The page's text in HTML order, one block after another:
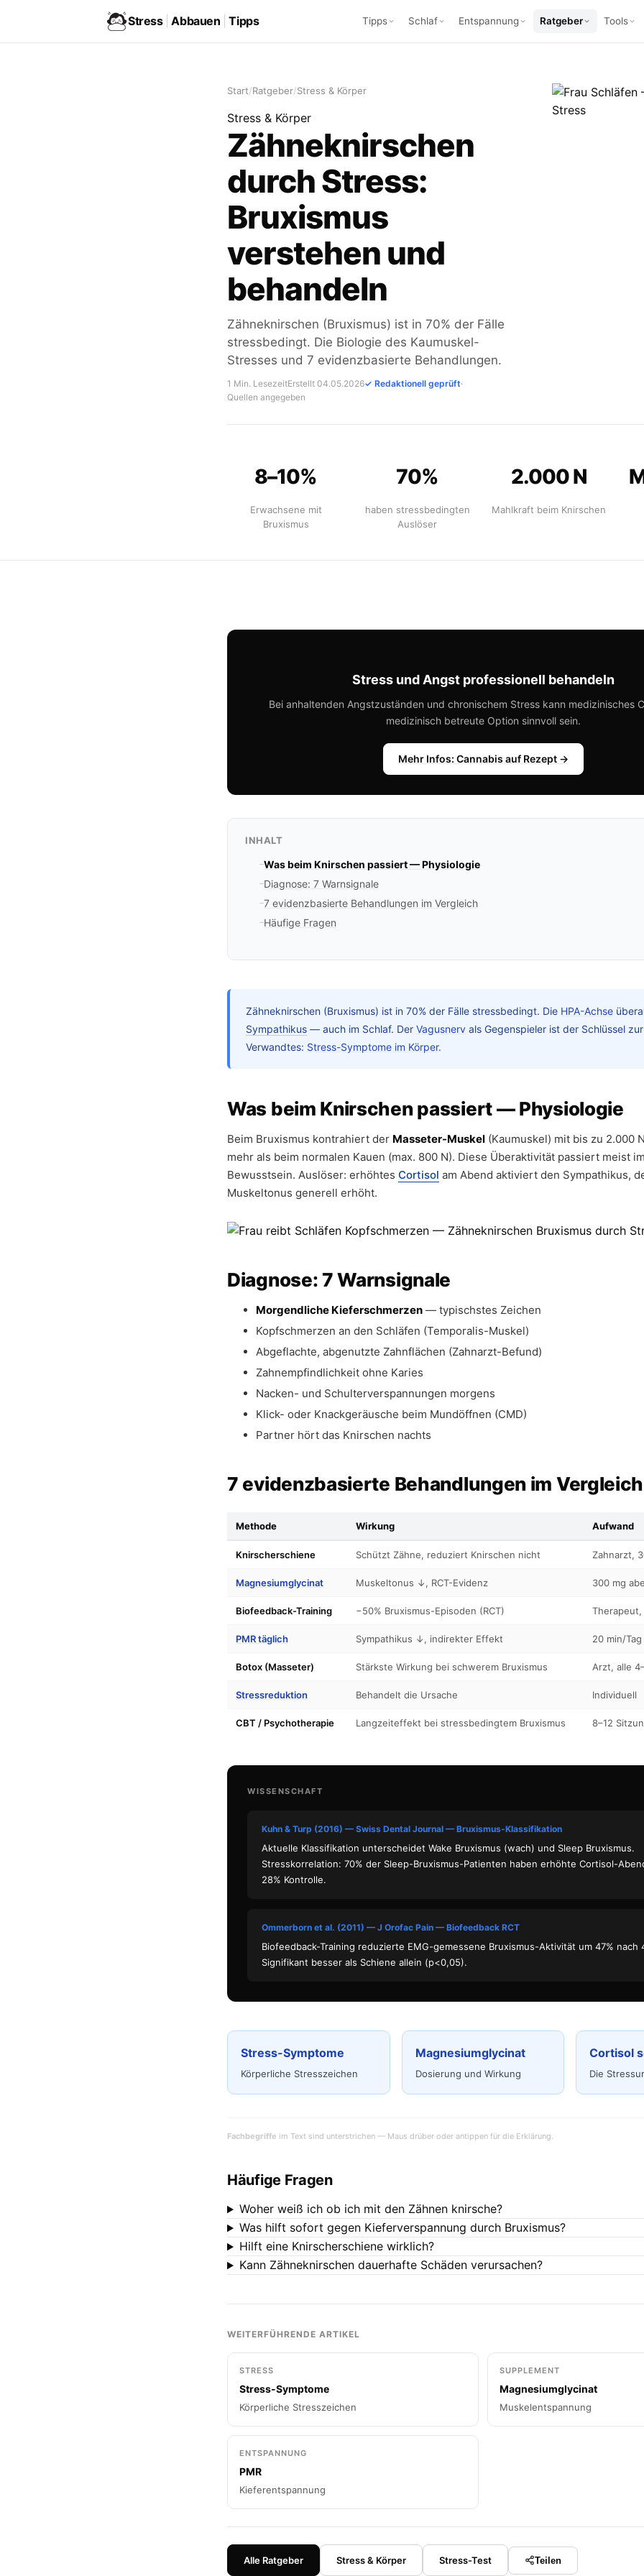
Stress Abbauen Tipps Tipps Schlaf Entspannung Ratgeber Tools
Start/Ratgeber/Stress & Körper
Stress & Körper
Zähneknirschen
durch Stress:
Bruxismus
verstehen und
behandeln
Zähneknirschen (Bruxismus) ist in 70% der Fälle
stressbedingt. Die Biologie des Kaumuskel-
Stresses und 7 evidenzbasierte Behandlungen.
1 Min. LesezeitErstellt 04.05.2026✓ Redaktionell geprüft·
Quellen angegeben
8–10%
Erwachsene mit
Bruxismus
70%
haben stressbedingten
Auslöser
2.000 N
Mahlkraft beim Knirschen
Stress und Angst professionell behandeln
Bei anhaltenden Angstzuständen und chronischem Stress kann medizinisches
medizinisch betreute Option sinnvoll sein.
Mehr Infos: Cannabis auf Rezept →
INHALT
Was beim Knirschen passiert — Physiologie
Diagnose: 7 Warnsignale
7 evidenzbasierte Behandlungen im Vergleich
Häufige Fragen
Zähneknirschen (Bruxismus) ist in 70% der Fälle stressbedingt. Die HPA-Achse
Sympathikus — auch im Schlaf. Der Vagusnerv als Gegenspieler ist der Schlüssel
Verwandtes: Stress-Symptome im Körper.
Was beim Knirschen passiert — Physiologie
Beim Bruxismus kontrahiert der Masseter-Muskel (Kaumuskel) mit bis zu 2.000
mehr als beim normalen Kauen (max. 800 N). Diese Überaktivität passiert meist
Bewusstsein. Auslöser: erhöhtes Cortisol am Abend aktiviert den Sympathikus,
Muskeltonus generell erhöht.
Diagnose: 7 Warnsignale
Morgendliche Kieferschmerzen — typischstes Zeichen
Kopfschmerzen an den Schläfen (Temporalis-Muskel)
Abgeflachte, abgenutzte Zahnflächen (Zahnarzt-Befund)
Zahnempfindlichkeit ohne Karies
Nacken- und Schulterverspannungen morgens
Klick- oder Knackgeräusche beim Mundöffnen (CMD)
Partner hört das Knirschen nachts
7 evidenzbasierte Behandlungen im Vergleich
Methode Wirkung Aufwand
Knirscherschiene Schützt Zähne, reduziert Knirschen nicht Zahnarzt,
Magnesiumglycinat Muskeltonus ↓, RCT-Evidenz 300 mg
Biofeedback-Training −50% Bruxismus-Episoden (RCT) Therapeut,
PMR täglich Sympathikus ↓, indirekter Effekt 20 min/Tag
Botox (Masseter) Stärkste Wirkung bei schwerem Bruxismus Arzt, alle
Stressreduktion Behandelt die Ursache Individuell
CBT / Psychotherapie Langzeiteffekt bei stressbedingtem Bruxismus 8–12
WISSENSCHAFT
Kuhn & Turp (2016) — Swiss Dental Journal — Bruxismus-Klassifikation
Aktuelle Klassifikation unterscheidet Wake Bruxismus (wach) und Sleep Bruxismus.
Stresskorrelation: 70% der Sleep-Bruxismus-Patienten haben erhöhte Cortisol-
28% Kontrolle.
Ommerborn et al. (2011) — J Orofac Pain — Biofeedback RCT
Biofeedback-Training reduzierte EMG-gemessene Bruxismus-Aktivität um 47% nach
Signifikant besser als Schiene allein (p<0,05).
Stress-Symptome
Körperliche Stresszeichen
Magnesiumglycinat
Dosierung und Wirkung
Cortisol
Die
Fachbegriffe im Text sind unterstrichen — Maus drüber oder antippen für die Erklärung.
Häufige Fragen
Woher weiß ich ob ich mit den Zähnen knirsche?
Was hilft sofort gegen Kieferverspannung durch Bruxismus?
Hilft eine Knirscherschiene wirklich?
Kann Zähneknirschen dauerhafte Schäden verursachen?
WEITERFÜHRENDE ARTIKEL
STRESS
Stress-Symptome
Körperliche Stresszeichen
SUPPLEMENT
Magnesiumglycinat
Muskelentspannung
ENTSPANNUNG
PMR
Kieferentspannung
Alle Ratgeber Stress & Körper Stress-Test Teilen